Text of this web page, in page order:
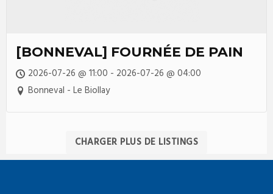
[BONNEVAL] FOURNÉE DE PAIN
2026-07-26 @ 11:00 - 2026-07-26 @ 04:00
Bonneval - Le Biollay
CHARGER PLUS DE LISTINGS